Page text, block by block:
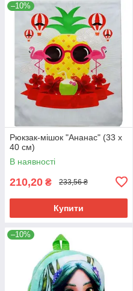
–10%
Рюкзак-мішок "Ананас" (33 х
40 см)
В наявності
210,20 ₴ 233,56 ₴
Купити
–10%